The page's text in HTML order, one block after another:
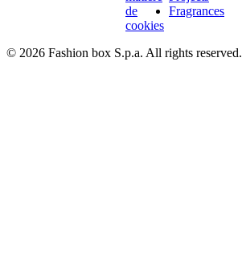
de
cookies
Fragrances
© 2026 Fashion box S.p.a. All rights reserved.